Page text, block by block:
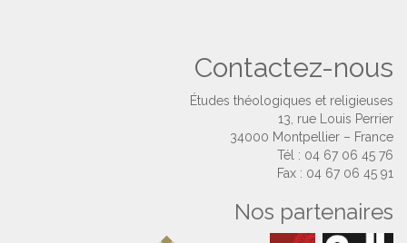
Contactez-nous
Études théologiques et religieuses
13, rue Louis Perrier
34000 Montpellier – France
Tél : 04 67 06 45 76
Fax : 04 67 06 45 91
Nos partenaires